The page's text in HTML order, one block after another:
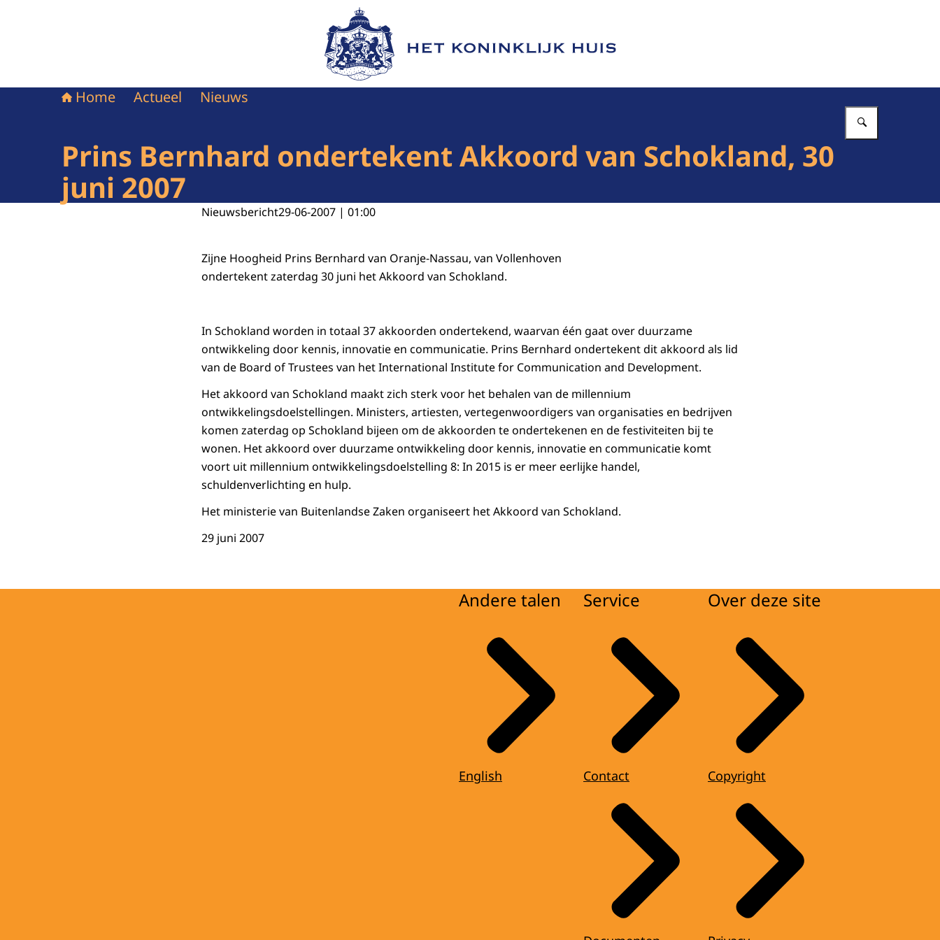
Naar de homepage van Het Koninklijk Huis
Home Actueel Nieuws
Prins Bernhard ondertekent Akkoord van Schokland, 30
juni 2007
Nieuwsbericht29-06-2007 | 01:00
Zijne Hoogheid Prins Bernhard van Oranje-Nassau, van Vollenhoven
ondertekent zaterdag 30 juni het Akkoord van Schokland.
In Schokland worden in totaal 37 akkoorden ondertekend, waarvan één gaat over duurzame
ontwikkeling door kennis, innovatie en communicatie. Prins Bernhard ondertekent dit akkoord als lid
van de Board of Trustees van het International Institute for Communication and Development.
Het akkoord van Schokland maakt zich sterk voor het behalen van de millennium
ontwikkelingsdoelstellingen. Ministers, artiesten, vertegenwoordigers van organisaties en bedrijven
komen zaterdag op Schokland bijeen om de akkoorden te ondertekenen en de festiviteiten bij te
wonen. Het akkoord over duurzame ontwikkeling door kennis, innovatie en communicatie komt
voort uit millennium ontwikkelingsdoelstelling 8: In 2015 is er meer eerlijke handel,
schuldenverlichting en hulp.
Het ministerie van Buitenlandse Zaken organiseert het Akkoord van Schokland.
29 juni 2007
Andere talen
English
Service
Contact
Over deze site
Copyright